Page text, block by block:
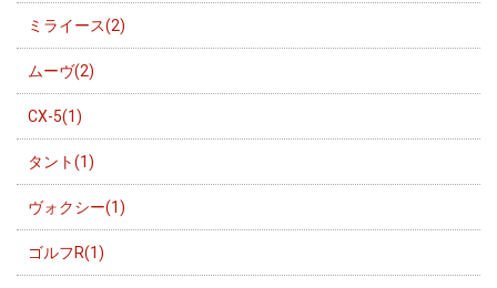
ミライース(2)
ムーヴ(2)
CX-5(1)
タント(1)
ヴォクシー(1)
ゴルフR(1)